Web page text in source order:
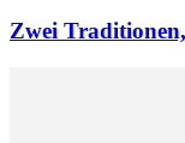
Zwei